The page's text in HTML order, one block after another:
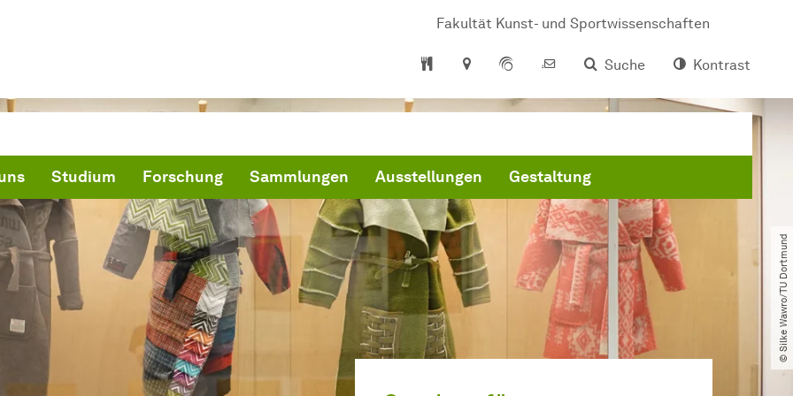
Fakultät Kunst- und Sportwissenschaften
Suche
Kontrast
Studium Forschung Sammlungen Ausstellungen Gestaltung
© Silke Wawro​/​TU Dortmund